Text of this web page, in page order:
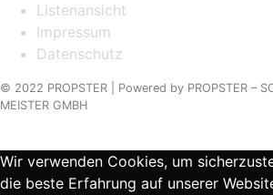
Listenansicht
Impressum
Datenschutz
© 2022 PROPSTER | Powered by PROPSTER –
MEISTER GMBH
Wir verwenden Cookies, um
die beste Erfahrung auf unserer